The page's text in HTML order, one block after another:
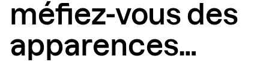
méfiez-vous des
apparences…